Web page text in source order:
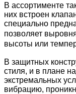
В ассортименте
них встроен
специально
позволяет
высоты или
В защитных
стиля, и в плане
экстремальных
вибрацию,